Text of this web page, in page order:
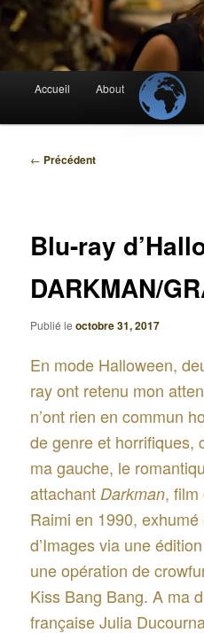
principal
Accueil About
Navigation
← Précédent
Blu-ray
DARKMAN/
Publié leoctobre 31, 2017
En mode Halloween,
ray ont retenu mon
n’ont rien en commun
de genre et horrifiques,
ma gauche, le
attachant Darkman, film
Raimi en 1990, exhumé
d’Images via une
une opération de
Kiss Bang Bang. A ma
française Julia